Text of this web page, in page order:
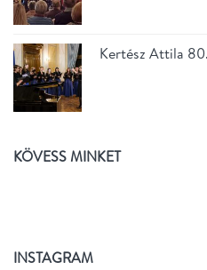
Kertész Attila
KÖVESS MINKET
INSTAGRAM